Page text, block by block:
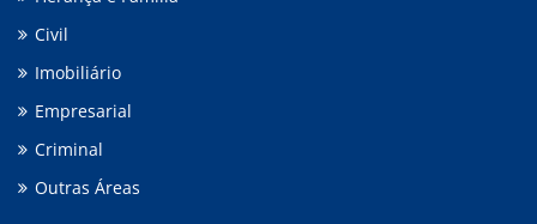
Civil
Imobiliário
Empresarial
Criminal
Outras Áreas